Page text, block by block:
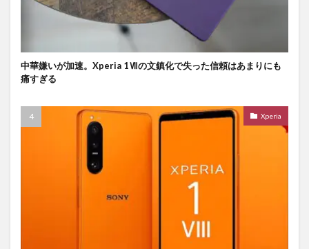
中華嫌いが加速。Xperia 1Ⅶの文鎮化で失った信頼はあまりにも
痛すぎる
Xperia